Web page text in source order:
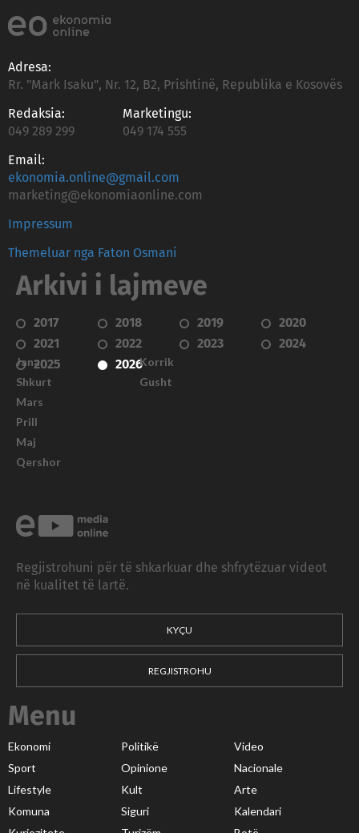
Adresa:
Rr. "Mark Isaku", Nr. 12, B2, Prishtinë, Republika e Kosovës
Redaksia:
049 289 299
Marketingu:
049 174 555
Email:
ekonomia.online@gmail.com
marketing@ekonomiaonline.com
Impressum
Themeluar nga Faton Osmani
Arkivi i lajmeve
2017 2018 2019
2020
2021
2022 2023
2024
2025
2026
Janar
Shkurt
Mars
Prill
Maj
Qershor
Korrik
Gusht
Regjistrohuni për të shkarkuar dhe shfrytëzuar videot
në kualitet të lartë.
KYÇU
REGJISTROHU
Menu
Ekonomi Politikë
Video
Sport
Opinione
Nacionale
Lifestyle
Kult
Arte
Komuna
Siguri
Kalendari